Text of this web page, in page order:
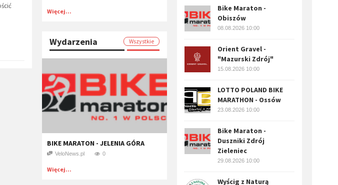
Więcej...
Wydarzenia Wszystkie
BIKE MARATON - JELENIA GÓRA
VeloNews.pl 0
Więcej...
Bike Maraton -
Obiszów
08.08.2026 10:00
Orient Gravel -
"Mazurski Zdrój"
15.08.2026 10:00
LOTTO POLAND BIKE
MARATHON - Ossów
23.08.2026 10:00
Bike Maraton -
Duszniki Zdrój
Zieleniec
29.08.2026 10:00
Wyścig z Naturą